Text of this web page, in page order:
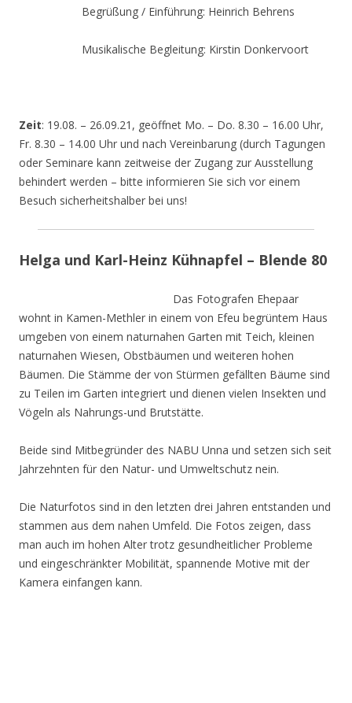
Begrüßung / Einführung: Heinrich Behrens
Musikalische Begleitung: Kirstin Donkervoort
Zeit: 19.08. – 26.09.21, geöffnet Mo. – Do. 8.30 – 16.00 Uhr,
Fr. 8.30 – 14.00 Uhr und nach Vereinbarung (durch Tagungen
oder Seminare kann zeitweise der Zugang zur Ausstellung
behindert werden – bitte informieren Sie sich vor einem
Besuch sicherheitshalber bei uns!
Helga und Karl-Heinz Kühnapfel – Blende 80
Das Fotografen Ehepaar
wohnt in Kamen-Methler in einem von Efeu begrüntem Haus
umgeben von einem naturnahen Garten mit Teich, kleinen
naturnahen Wiesen, Obstbäumen und weiteren hohen
Bäumen. Die Stämme der von Stürmen gefällten Bäume sind
zu Teilen im Garten integriert und dienen vielen Insekten und
Vögeln als Nahrungs-und Brutstätte.
Beide sind Mitbegründer des NABU Unna und setzen sich seit
Jahrzehnten für den Natur- und Umweltschutz nein.
Die Naturfotos sind in den letzten drei Jahren entstanden und
stammen aus dem nahen Umfeld. Die Fotos zeigen, dass
man auch im hohen Alter trotz gesundheitlicher Probleme
und eingeschränkter Mobilität, spannende Motive mit der
Kamera einfangen kann.